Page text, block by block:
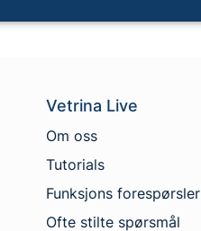
Vetrina Live
Om oss
Tutorials
Funksjons forespørsler
Ofte stilte spørsmål